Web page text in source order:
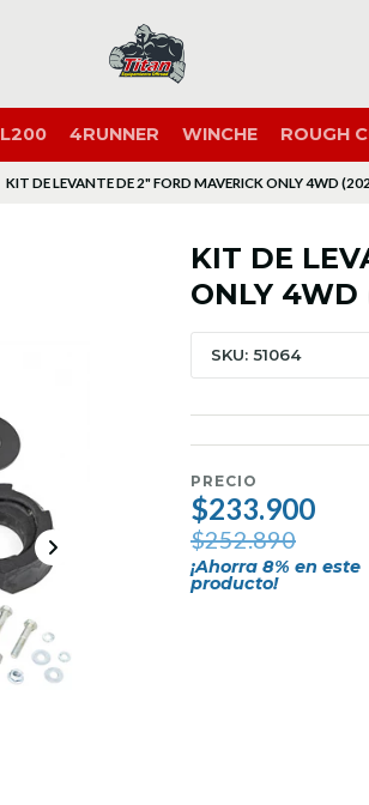
L200 4RUNNER WINCHE ROUGH
KIT DE LEVANTE DE 2" FORD MAVERICK ONLY 4WD
KIT DE
ONLY
SKU: 51064
PRECIO
$233.900
$252.890
¡Ahorra 8% en este
producto!